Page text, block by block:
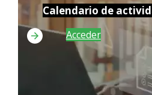
Calendario de
Acceder